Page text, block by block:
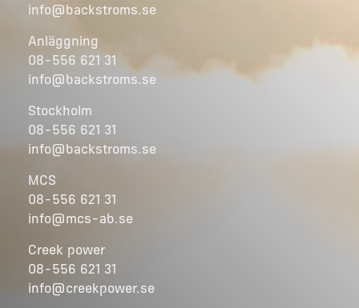
info@backstroms.se
Anläggning
08-556 621 31
info@backstroms.se
Stockholm
08-556 621 31
info@backstroms.se
MCS
08-556 621 31
info@mcs-ab.se
Creek power
08-556 621 31
info@creekpower.se